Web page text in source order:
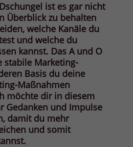
ist es gar nicht
Überblick zu behalten
welche Kanäle du
und welche du
kannst. Das A und O
stabile Marketing-
Basis du deine
Maßnahmen
möchte dir in diesem
Gedanken und Impulse
damit du mehr
und somit